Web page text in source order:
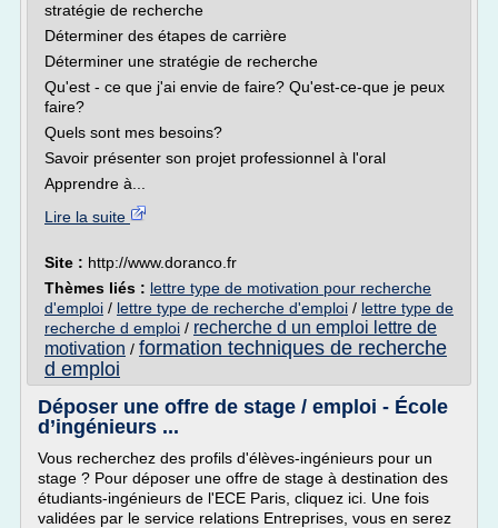
stratégie de recherche
Déterminer des étapes de carrière
Déterminer une stratégie de recherche
Qu'est - ce que j'ai envie de faire? Qu'est-ce-que je peux
faire?
Quels sont mes besoins?
Savoir présenter son projet professionnel à l'oral
Apprendre à...
Lire la suite
Site : http://www.doranco.fr
Thèmes liés : lettre type de motivation pour recherche
d'emploi / lettre type de recherche d'emploi / lettre type de
recherche d emploi / recherche d un emploi lettre de
motivation / formation techniques de recherche
d emploi
Déposer une offre de stage / emploi - École
d’ingénieurs ...
Vous recherchez des profils d'élèves-ingénieurs pour un
stage ? Pour déposer une offre de stage à destination des
étudiants-ingénieurs de l'ECE Paris, cliquez ici. Une fois
validées par le service relations Entreprises, vous en serez